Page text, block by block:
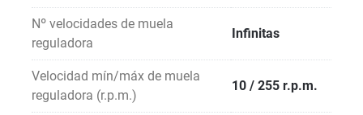
Nº velocidades de muela
reguladora
Infinitas
Velocidad mín/máx de muela
reguladora (r.p.m.)
10 / 255 r.p.m.